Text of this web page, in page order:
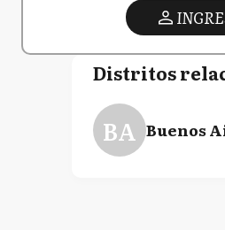
Distritos
BA Buenos